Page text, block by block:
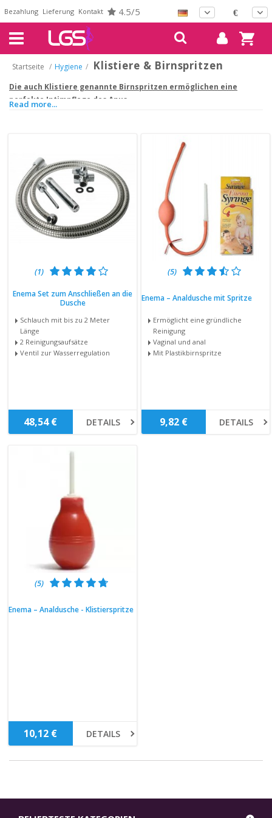
Bezahlung Lieferung Kontakt 4.5/5 €
Startseite / Hygiene / Klistiere & Birnspritzen
Die auch Klistiere genannte Birnspritzen ermöglichen eine
perfekte Intimpflege des Anus.
Read more...
(1)
Enema Set zum Anschließen an die
Dusche
Schlauch mit bis zu 2 Meter
Länge
2 Reinigungsaufsätze
Ventil zur Wasserregulation
48,54 € DETAILS
(5)
Enema – Analdusche mit Spritze
Ermöglicht eine gründliche
Reinigung
Vaginal und anal
Mit Plastikbirnspritze
9,82 € DETAILS
(5)
Enema – Analdusche - Klistierspritze
10,12 € DETAILS